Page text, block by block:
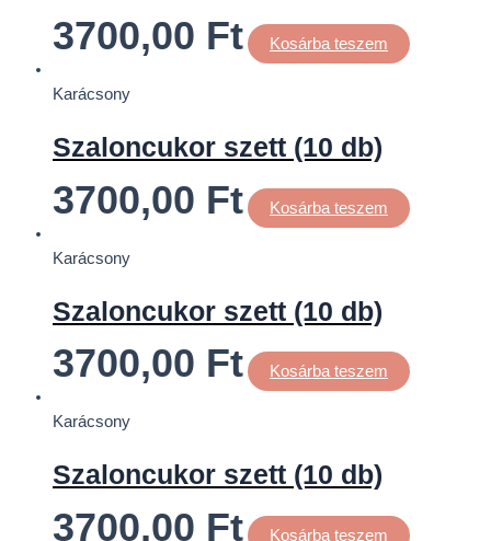
3700,00 Ft Kosárba teszem
Karácsony
Szaloncukor szett (10 db)
3700,00 Ft Kosárba teszem
Karácsony
Szaloncukor szett (10 db)
3700,00 Ft Kosárba teszem
Karácsony
Szaloncukor szett (10 db)
3700,00 Ft Kosárba teszem